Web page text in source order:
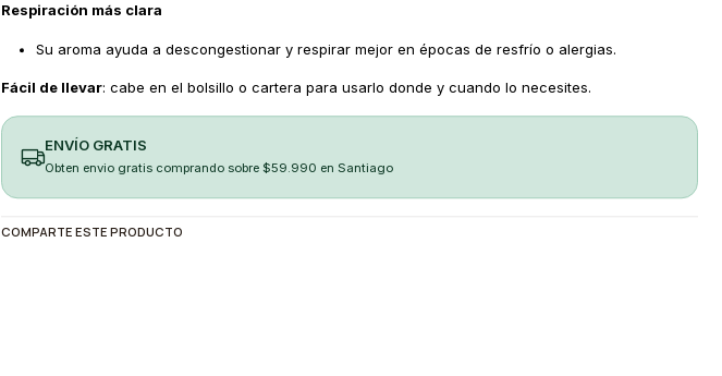
Respiración más clara
Su aroma ayuda a descongestionar y respirar mejor en épocas de resfrío o alergias.
Fácil de llevar: cabe en el bolsillo o cartera para usarlo donde y cuando lo necesites.
ENVÍO GRATIS
Obten envio gratis comprando sobre $59.990 en Santiago
COMPARTE ESTE PRODUCTO